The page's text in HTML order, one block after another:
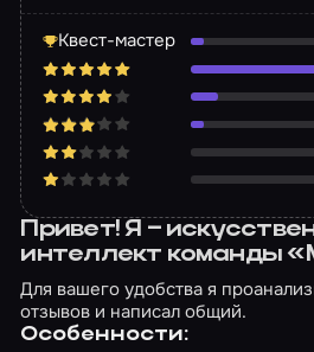
Квест-мастер
Привет! Я –
интеллект команды
Для вашего удобства я
отзывов и написал общий.
Особенности: